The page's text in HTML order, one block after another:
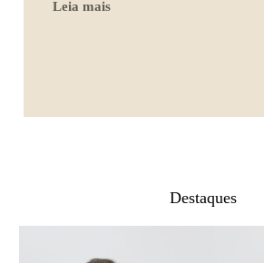
Leia mais
Destaques